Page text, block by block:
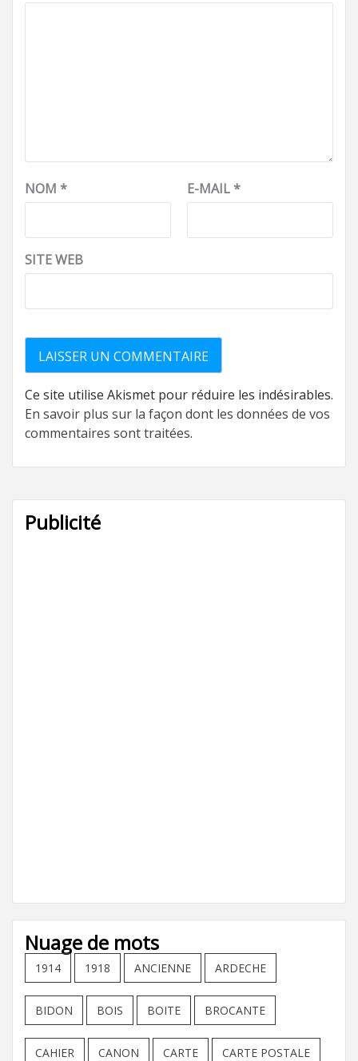
NOM * E-MAIL*
SITE WEB
Ce site utilise Akismet pour réduire les indésirables.
En savoir plus sur la façon dont les données de vos
commentaires sont traitées.
Publicité
Nuage de mots
1914 1918 ANCIENNE ARDECHE
BIDON BOIS BOITE BROCANTE
CAHIER CANON CARTE CARTE POSTALE